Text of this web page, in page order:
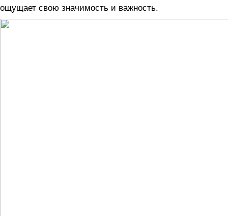
ощущает свою значимость и важность.